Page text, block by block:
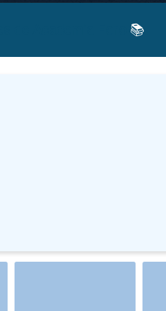
📚
del
más importantes de la